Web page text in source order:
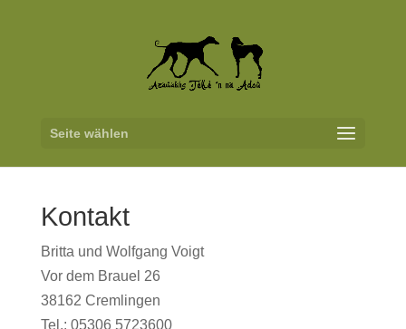
Seite wählen
Kontakt
Britta und Wolfgang Voigt
Vor dem Brauel 26
38162 Cremlingen
Tel.: 05306 5723600